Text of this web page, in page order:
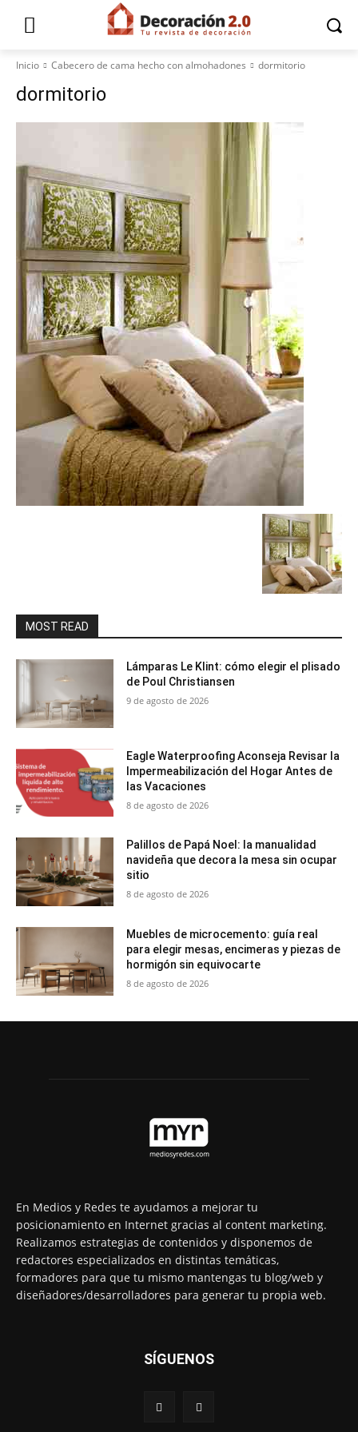
Inicio Cabecero de cama hecho con almohadones dormitorio
dormitorio
MOST READ
Lámparas Le Klint: cómo elegir el plisado
de Poul Christiansen
9 de agosto de 2026
Eagle Waterproofing Aconseja Revisar la
Impermeabilización del Hogar Antes de
las Vacaciones
8 de agosto de 2026
Palillos de Papá Noel: la manualidad
navideña que decora la mesa sin ocupar
sitio
8 de agosto de 2026
Muebles de microcemento: guía real
para elegir mesas, encimeras y piezas de
hormigón sin equivocarte
8 de agosto de 2026
En Medios y Redes te ayudamos a mejorar tu
posicionamiento en Internet gracias al content marketing.
Realizamos estrategias de contenidos y disponemos de
redactores especializados en distintas temáticas,
formadores para que tu mismo mantengas tu blog/web y
diseñadores/desarrolladores para generar tu propia web.
SÍGUENOS